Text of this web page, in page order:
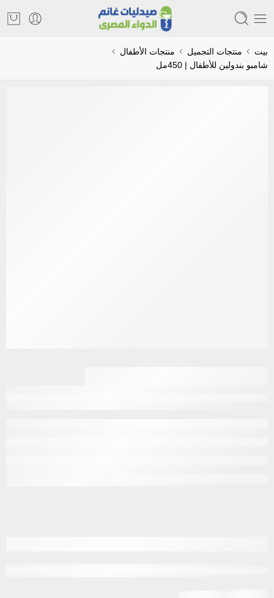
بيت منتجات التجميل
منتجات الأطفال
شامبو بندولين للأطفال | 450مل